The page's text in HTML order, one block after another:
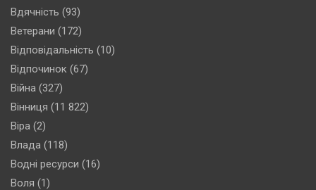
Вдячність (93)
Ветерани (172)
Відповідальність (10)
Відпочинок (67)
Війна (327)
Вінниця (11 822)
Віра (2)
Влада (118)
Водні ресурси (16)
Воля (1)